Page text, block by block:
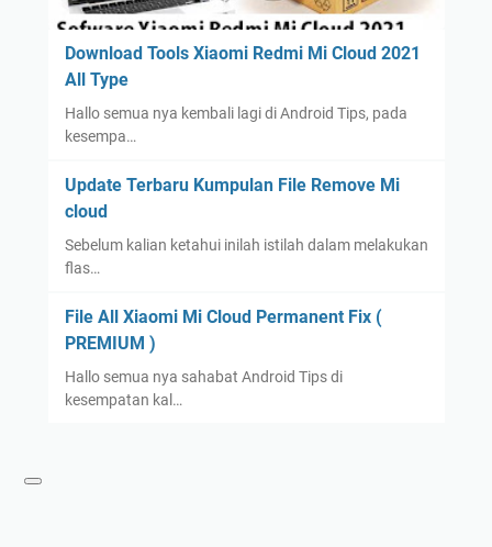
Download Tools Xiaomi Redmi Mi Cloud 2021
All Type
Hallo semua nya kembali lagi di Android Tips, pada
kesempa…
Update Terbaru Kumpulan File Remove Mi
cloud
Sebelum kalian ketahui inilah istilah dalam melakukan
flas…
File All Xiaomi Mi Cloud Permanent Fix (
PREMIUM )
Hallo semua nya sahabat Android Tips di
kesempatan kal…